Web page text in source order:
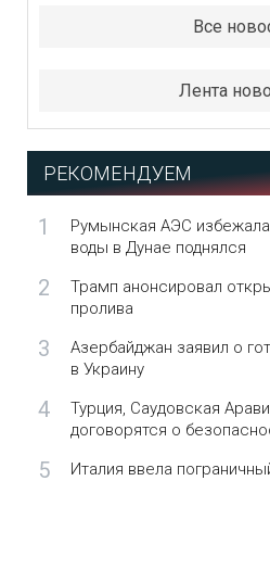
Все
Лента
РЕКОМЕНДУЕМ
1
Румынская АЭС
воды в Дунае поднялся
2
Трамп анонсировал
пролива
3
Азербайджан заявил о
в Украину
4
Турция, Саудовская
договорятся о
5 Италия ввела